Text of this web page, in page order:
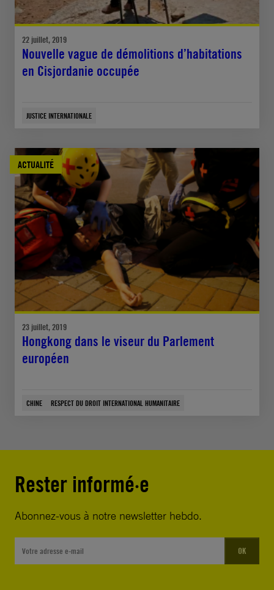
22 juillet, 2019
Nouvelle vague de démolitions d’habitations
en Cisjordanie occupée
JUSTICE INTERNATIONALE
ACTUALITÉ
23 juillet, 2019
Hongkong dans le viseur du Parlement
européen
CHINE RESPECT DU DROIT INTERNATIONAL HUMANITAIRE
Rester informé·e
Abonnez-vous à notre newsletter hebdo.
OK